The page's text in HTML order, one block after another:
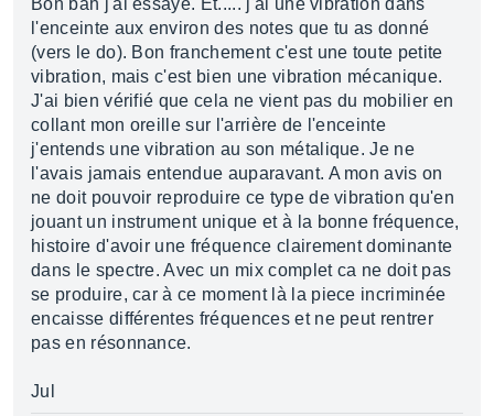
Bon bah j'ai essayé. Et..... j'ai une vibration dans
l'enceinte aux environ des notes que tu as donné
(vers le do). Bon franchement c'est une toute petite
vibration, mais c'est bien une vibration mécanique.
J'ai bien vérifié que cela ne vient pas du mobilier en
collant mon oreille sur l'arrière de l'enceinte
j'entends une vibration au son métalique. Je ne
l'avais jamais entendue auparavant. A mon avis on
ne doit pouvoir reproduire ce type de vibration qu'en
jouant un instrument unique et à la bonne fréquence,
histoire d'avoir une fréquence clairement dominante
dans le spectre. Avec un mix complet ca ne doit pas
se produire, car à ce moment là la piece incriminée
encaisse différentes fréquences et ne peut rentrer
pas en résonnance.
Jul